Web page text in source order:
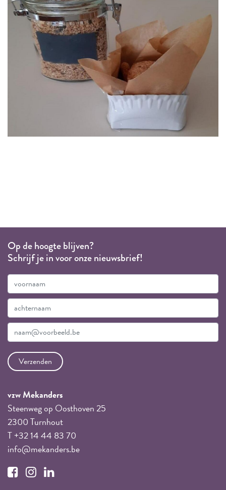
Op de hoogte blijven?
Schrijf je in voor onze nieuwsbrief!
vzw Mekanders
Steenweg op Oosthoven 25
2300 Turnhout
T +32 14 44 83 70
info@mekanders.be